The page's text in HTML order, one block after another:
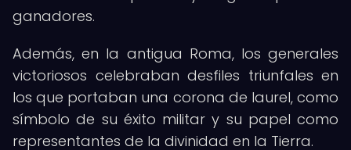
ganadores.
Además, en la antigua Roma, los generales
victoriosos celebraban desfiles triunfales en
los que portaban una corona de laurel, como
símbolo de su éxito militar y su papel como
representantes de la divinidad en la Tierra.